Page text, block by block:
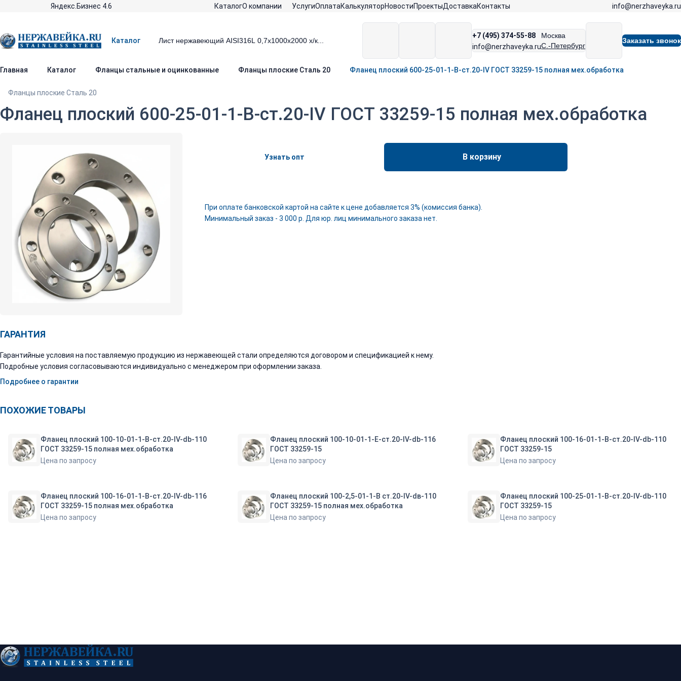
Яндекс.Бизнес 4.6 КаталогО компании УслугиОплатаКалькуляторНовостиПроектыДоставкаКонтакты info@nerzhaveyka.ru
Каталог
+7 (495) 374-55-88
info@nerzhaveyka.ru
Москва
С.-Петербург
Заказать звонок
Главная Каталог Фланцы стальные и оцинкованные Фланцы плоские Сталь 20 Фланец плоский 600-25-01-1-B-ст.20-IV ГОСТ 33259-15 полная мех.обработка
Фланцы плоские Сталь 20
Фланец плоский 600-25-01-1-B-ст.20-IV ГОСТ 33259-15 полная мех.обработка
Узнать опт В корзину
При оплате банковской картой на сайте к цене добавляется 3% (комиссия банка).
Минимальный заказ - 3 000 р. Для юр. лиц минимального заказа нет.
ГАРАНТИЯ
Гарантийные условия на поставляемую продукцию из нержавеющей стали определяются договором и спецификацией к нему.
Подробные условия согласовываются индивидуально с менеджером при оформлении заказа.
Подробнее о гарантии
ПОХОЖИЕ ТОВАРЫ
Фланец плоский 100-10-01-1-B-ст.20-IV-db-110
ГОСТ 33259-15 полная мех.обработка
Цена по запросу
Фланец плоский 100-10-01-1-E-ст.20-IV-db-116
ГОСТ 33259-15
Цена по запросу
Фланец плоский 100-16-01-1-B-ст.20-IV-db-110
ГОСТ 33259-15
Цена по запросу
Фланец плоский 100-16-01-1-B-ст.20-IV-db-116
ГОСТ 33259-15 полная мех.обработка
Цена по запросу
Фланец плоский 100-2,5-01-1-В ст.20-IV-dв-110
ГОСТ 33259-15 полная мех.обработка
Цена по запросу
Фланец плоский 100-25-01-1-B-ст.20-IV-db-110
ГОСТ 33259-15
Цена по запросу